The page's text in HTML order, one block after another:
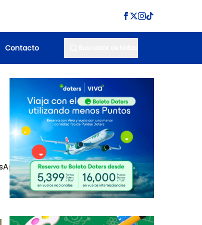
Contacto